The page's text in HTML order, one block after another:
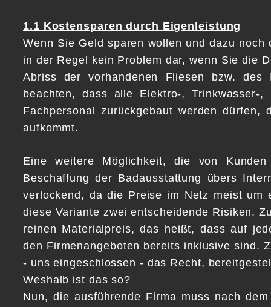
1.1 Kostensparen durch Eigenleistung
Wenn Sie Geld sparen wollen und dazu
in der Regel kein Problem dar, wenn Sie die
Abriss der vorhandenen Fliesen bzw.
beachten, dass alle Elektro-, Trinkwasser-
Fachpersonal zurückgebaut werden
aufkommt.
Eine weitere Möglichkeit, die von
Beschaffung der Badausstattung übers
verlockend, da die Preise im Netz meist
diese Variante zwei entscheidende Risiken.
reinen Materialpreis, das heißt, dass auf
den Firmenangeboten bereits inklusive sind.
- uns eingeschlossen - das Recht,
Weshalb ist das so?
Nun, die ausführende Firma muss nach